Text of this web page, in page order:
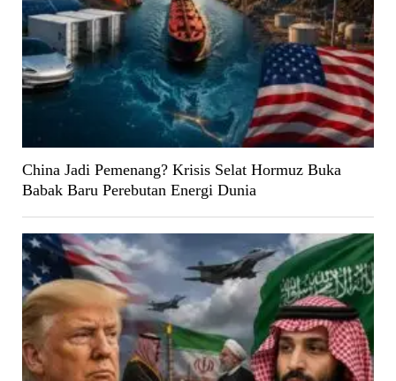
China Jadi Pemenang? Krisis Selat Hormuz Buka
Babak Baru Perebutan Energi Dunia